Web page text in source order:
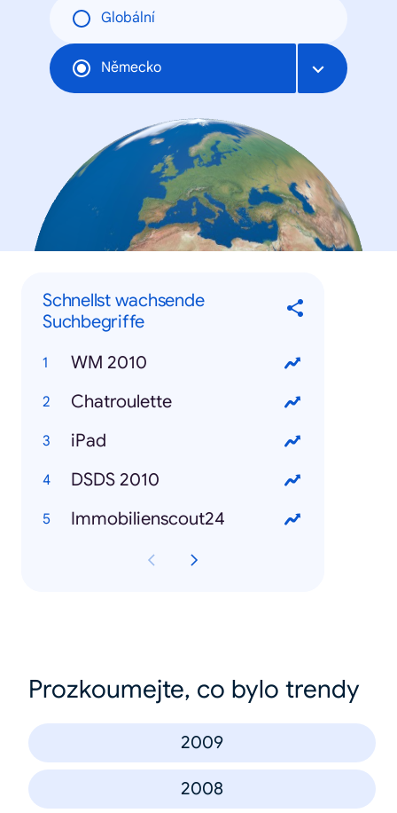
Globální
Německo
Schnellst wachsende
Suchbegriffe
WM 2010
Chatroulette
iPad
DSDS 2010
Immobilienscout24
Prozkoumejte, co bylo trendy
2009
2008